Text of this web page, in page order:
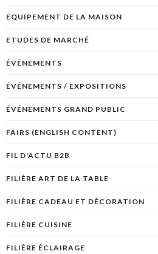
EQUIPEMENT DE LA MAISON
ETUDES DE MARCHÉ
ÉVÉNEMENTS
ÉVÉNEMENTS / EXPOSITIONS
ÉVÉNEMENTS GRAND PUBLIC
FAIRS (ENGLISH CONTENT)
FIL D'ACTU B2B
FILIÈRE ART DE LA TABLE
FILIÈRE CADEAU ET DÉCORATION
FILIÈRE CUISINE
FILIÈRE ÉCLAIRAGE